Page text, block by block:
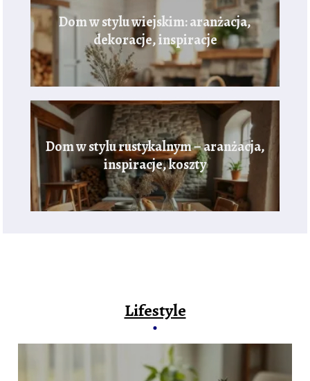
Dom w stylu wiejskim: aranżacja,
dekoracje, inspiracje
Dom w stylu rustykalnym – aranżacja,
inspiracje, koszty
Lifestyle